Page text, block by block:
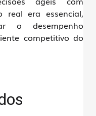
real era essencial,
o desempenho
competitivo do